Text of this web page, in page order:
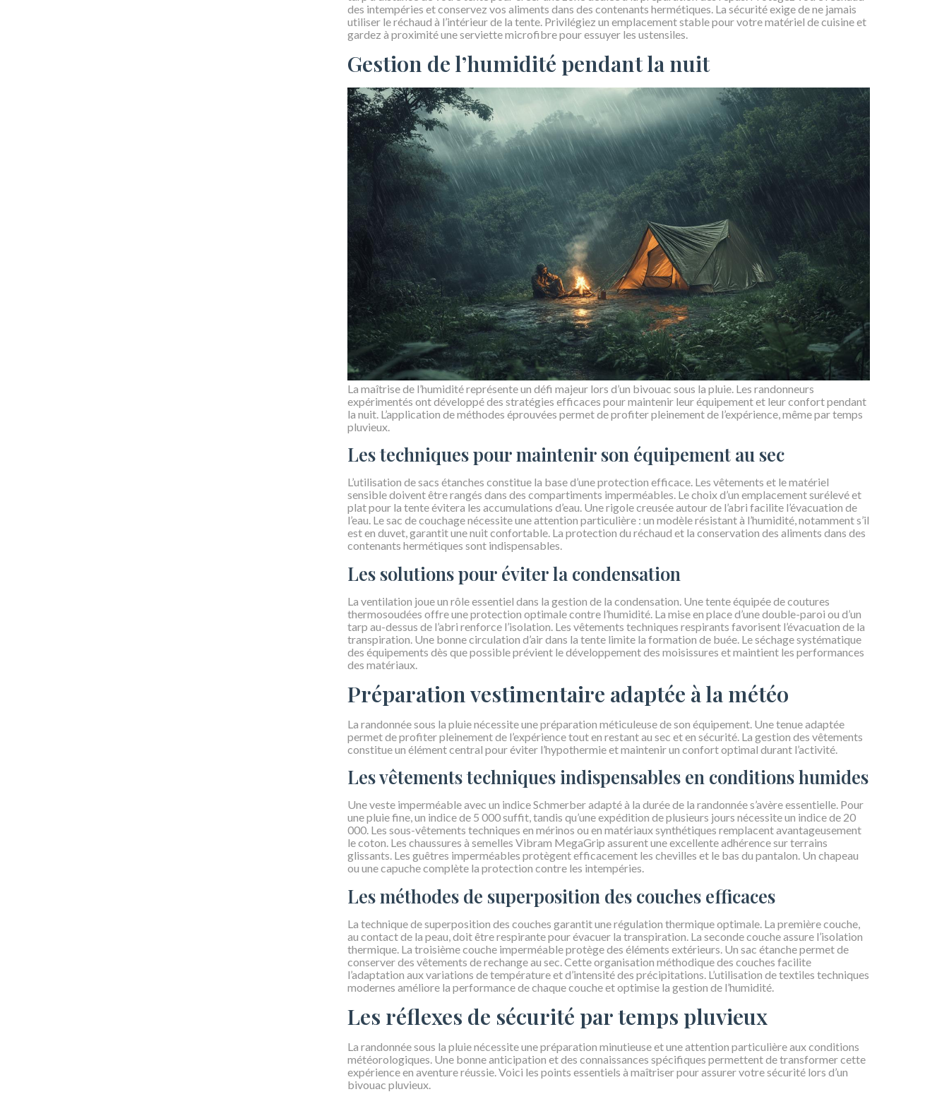
des intempéries et conservez vos aliments dans des contenants hermétiques. La sécurité exige de ne jamais
utiliser le réchaud à l’intérieur de la tente. Privilégiez un emplacement stable pour votre matériel de cuisine et
gardez à proximité une serviette microfibre pour essuyer les ustensiles.
Gestion de l’humidité pendant la nuit
La maîtrise de l’humidité représente un défi majeur lors d’un bivouac sous la pluie. Les randonneurs
expérimentés ont développé des stratégies efficaces pour maintenir leur équipement et leur confort pendant
la nuit. L’application de méthodes éprouvées permet de profiter pleinement de l’expérience, même par temps
pluvieux.
Les techniques pour maintenir son équipement au sec
L’utilisation de sacs étanches constitue la base d’une protection efficace. Les vêtements et le matériel
sensible doivent être rangés dans des compartiments imperméables. Le choix d’un emplacement surélevé et
plat pour la tente évitera les accumulations d’eau. Une rigole creusée autour de l’abri facilite l’évacuation de
l’eau. Le sac de couchage nécessite une attention particulière : un modèle résistant à l’humidité, notamment s’il
est en duvet, garantit une nuit confortable. La protection du réchaud et la conservation des aliments dans des
contenants hermétiques sont indispensables.
Les solutions pour éviter la condensation
La ventilation joue un rôle essentiel dans la gestion de la condensation. Une tente équipée de coutures
thermosoudées offre une protection optimale contre l’humidité. La mise en place d’une double-paroi ou d’un
tarp au-dessus de l’abri renforce l’isolation. Les vêtements techniques respirants favorisent l’évacuation de la
transpiration. Une bonne circulation d’air dans la tente limite la formation de buée. Le séchage systématique
des équipements dès que possible prévient le développement des moisissures et maintient les performances
des matériaux.
Préparation vestimentaire adaptée à la météo
La randonnée sous la pluie nécessite une préparation méticuleuse de son équipement. Une tenue adaptée
permet de profiter pleinement de l’expérience tout en restant au sec et en sécurité. La gestion des vêtements
constitue un élément central pour éviter l’hypothermie et maintenir un confort optimal durant l’activité.
Les vêtements techniques indispensables en conditions humides
Une veste imperméable avec un indice Schmerber adapté à la durée de la randonnée s’avère essentielle. Pour
une pluie fine, un indice de 5 000 suffit, tandis qu’une expédition de plusieurs jours nécessite un indice de 20
000. Les sous-vêtements techniques en mérinos ou en matériaux synthétiques remplacent avantageusement
le coton. Les chaussures à semelles Vibram MegaGrip assurent une excellente adhérence sur terrains
glissants. Les guêtres imperméables protègent efficacement les chevilles et le bas du pantalon. Un chapeau
ou une capuche complète la protection contre les intempéries.
Les méthodes de superposition des couches efficaces
La technique de superposition des couches garantit une régulation thermique optimale. La première couche,
au contact de la peau, doit être respirante pour évacuer la transpiration. La seconde couche assure l’isolation
thermique. La troisième couche imperméable protège des éléments extérieurs. Un sac étanche permet de
conserver des vêtements de rechange au sec. Cette organisation méthodique des couches facilite
l’adaptation aux variations de température et d’intensité des précipitations. L’utilisation de textiles techniques
modernes améliore la performance de chaque couche et optimise la gestion de l’humidité.
Les réflexes de sécurité par temps pluvieux
La randonnée sous la pluie nécessite une préparation minutieuse et une attention particulière aux conditions
météorologiques. Une bonne anticipation et des connaissances spécifiques permettent de transformer cette
expérience en aventure réussie. Voici les points essentiels à maîtriser pour assurer votre sécurité lors d’un
bivouac pluvieux.